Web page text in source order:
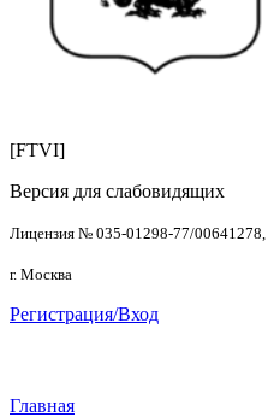
[FTVI]
Версия для слабовидящих
Лицензия № 035-01298-77/00641278,
г. Москва
Регистрация/Вход
Главная